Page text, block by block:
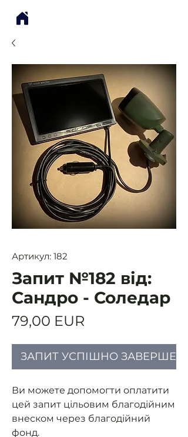
Артикул: 182
Запит №182 від:
Сандро - Соледар
79,00 EUR
ЗАПИТ УСПІШНО
Ви можете допомогти оплатити
цей запит цільовим благодійним
внеском через благодійний
фонд.